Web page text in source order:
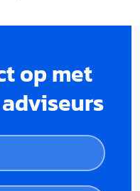
op met